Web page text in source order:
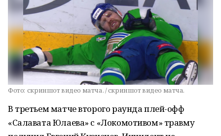
Фото: скриншот видео матча. / скриншот видео матча.
В третьем матче второго раунда плей-офф
«Салавата Юлаева» с «Локомотивом» травму